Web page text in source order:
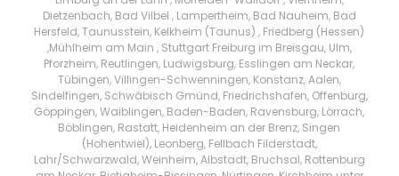
Dietzenbach, Bad Vilbel , Lampertheim, Bad Nauheim, Bad
Hersfeld, Taunusstein, Kelkheim (Taunus) , Friedberg (Hessen)
,Mühlheim am Main , Stuttgart Freiburg im Breisgau, Ulm,
Pforzheim, Reutlingen, Ludwigsburg, Esslingen am Neckar,
Tübingen, Villingen-Schwenningen, Konstanz, Aalen,
Sindelfingen, Schwäbisch Gmünd, Friedrichshafen, Offenburg,
Göppingen, Waiblingen, Baden-Baden, Ravensburg, Lörrach,
Böblingen, Rastatt, Heidenheim an der Brenz, Singen
(Hohentwiel), Leonberg, Fellbach Filderstadt,
Lahr/Schwarzwald, Weinheim, Albstadt, Bruchsal, Rottenburg